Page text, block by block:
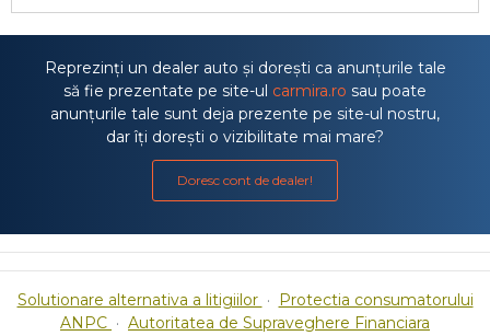
Reprezinți un dealer auto și dorești ca anunțurile tale
să fie prezentate pe site-ul carmira.ro sau poate
anunțurile tale sunt deja prezente pe site-ul nostru,
dar îți dorești o vizibilitate mai mare?
Doresc cont de dealer!
Solutionare alternativa a litigiilor · Protectia consumatorului
ANPC · Autoritatea de Supraveghere Financiara